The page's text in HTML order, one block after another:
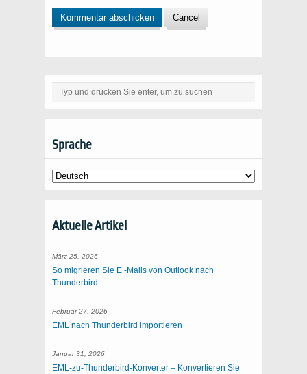
Sprache
Aktuelle Artikel
März 25, 2026
So migrieren Sie E -Mails von Outlook nach
Thunderbird
Februar 27, 2026
EML nach Thunderbird importieren
Januar 31, 2026
EML-zu-Thunderbird-Konverter – Konvertieren Sie